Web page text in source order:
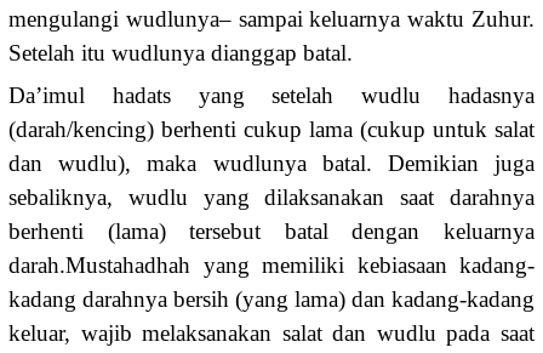
mengulangi wudlunya– sampai keluarnya waktu Zuhur.
Setelah itu wudlunya dianggap batal.
Da’imul hadats yang setelah wudlu hadasnya
(darah/kencing) berhenti cukup lama (cukup untuk salat
dan wudlu), maka wudlunya batal. Demikian juga
sebaliknya, wudlu yang dilaksanakan saat darahnya
berhenti (lama) tersebut batal dengan keluarnya
darah.Mustahadhah yang memiliki kebiasaan kadang-
kadang darahnya bersih (yang lama) dan kadang-kadang
keluar, wajib melaksanakan salat dan wudlu pada saat